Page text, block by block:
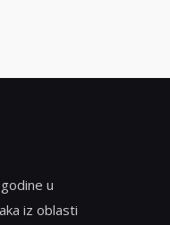
u
iz oblasti